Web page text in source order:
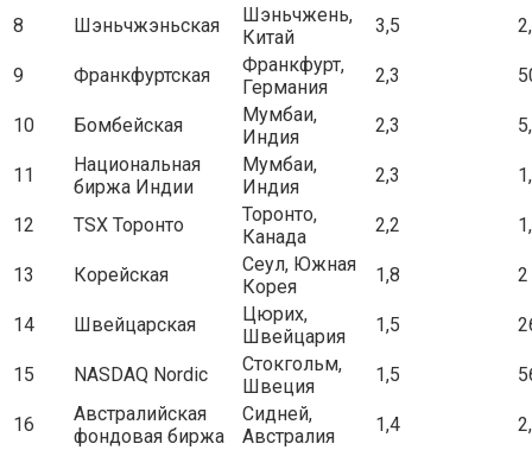
8 Шэньчжэньская
Шэньчжень,
Китай
3,5
9 Франкфуртская
Франкфурт,
Германия
2,3
10 Бомбейская
Мумбаи,
Индия
2,3
11
Национальная
биржа Индии
Мумбаи,
Индия
2,3
12 ТSХ Торонто
Торонто,
Канада
2,2
13 Корейская
Сеул, Южная
Корея
1,8 2
14 Швейцарская
Цюрих,
Швейцария
1,5
15 NASDAQ Nordic
Стокгольм,
Швеция
1,5
16
Австралийская
фондовая биржа
Сидней,
Австралия
1,4